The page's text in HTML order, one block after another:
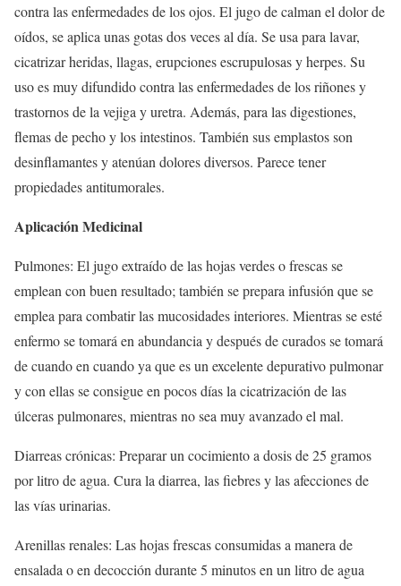
contra las enfermedades de los ojos. El jugo de calman el dolor de
oídos, se aplica unas gotas dos veces al día. Se usa para lavar,
cicatrizar heridas, llagas, erupciones escrupulosas y herpes. Su
uso es muy difundido contra las enfermedades de los riñones y
trastornos de la vejiga y uretra. Además, para las digestiones,
flemas de pecho y los intestinos. También sus emplastos son
desinflamantes y atenúan dolores diversos. Parece tener
propiedades antitumorales.
Aplicación Medicinal
Pulmones: El jugo extraído de las hojas verdes o frescas se
emplean con buen resultado; también se prepara infusión que se
emplea para combatir las mucosidades interiores. Mientras se esté
enfermo se tomará en abundancia y después de curados se tomará
de cuando en cuando ya que es un excelente depurativo pulmonar
y con ellas se consigue en pocos días la cicatrización de las
úlceras pulmonares, mientras no sea muy avanzado el mal.
Diarreas crónicas: Preparar un cocimiento a dosis de 25 gramos
por litro de agua. Cura la diarrea, las fiebres y las afecciones de
las vías urinarias.
Arenillas renales: Las hojas frescas consumidas a manera de
ensalada o en decocción durante 5 minutos en un litro de agua